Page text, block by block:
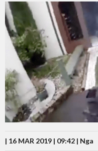
| 16 MAR 2019 | 09:42 | Nga